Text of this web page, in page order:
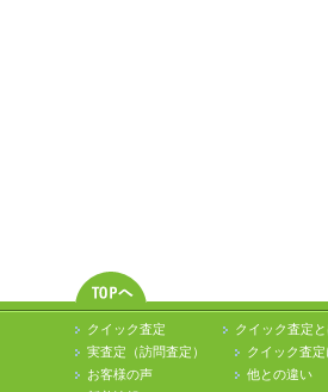
クイック査定
実査定（訪問査定）
お客様の声
クイック査定と
クイック査
他との違い